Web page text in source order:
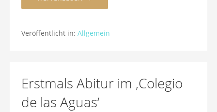
Veröffentlicht in: Allgemein
Erstmals Abitur im ‚Colegio
de las Aguas‘